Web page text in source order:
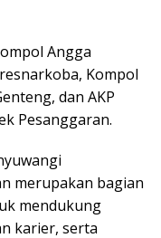
Angga
Kompol
dan AKP
Pesanggaran.
merupakan bagian
mendukung
karier, serta